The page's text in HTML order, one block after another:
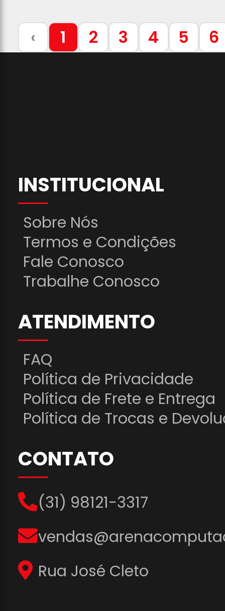
‹ 1 2 3 4 5 6
INSTITUCIONAL
Sobre Nós
Termos e Condições
Fale Conosco
Trabalhe Conosco
ATENDIMENTO
FAQ
Política de Privacidade
Política de Frete e Entrega
Política de Trocas e
CONTATO
(31) 98121-3317
Rua José Cleto